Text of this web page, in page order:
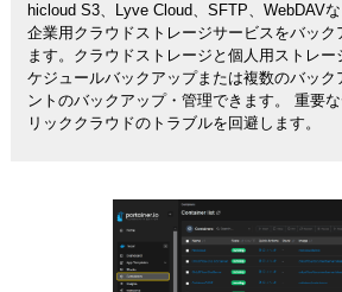
hicloud S3、Lyve Cloud、SFTP、WebDAV
企業用クラウドストレージサービスをバック
ます。クラウドストレージと個人用ストレー
ケジュールバックアップまたは複数のバック
ントのバックアップ・管理できます。 重要
リッククラウドのトラブルを回避します。